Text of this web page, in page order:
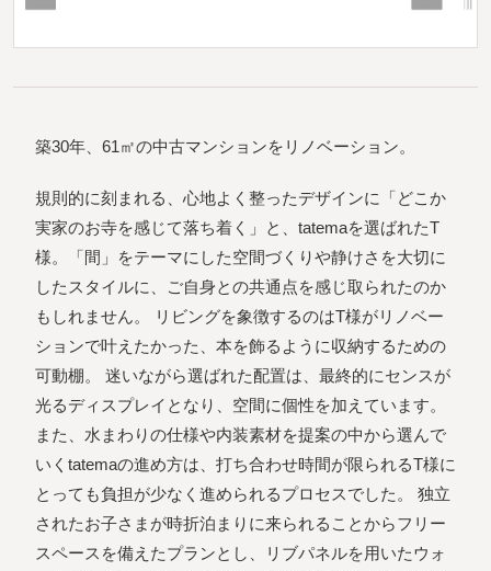
築30年、61㎡の中古マンションをリノベーション。
規則的に刻まれる、心地よく整ったデザインに「どこか
実家のお寺を感じて落ち着く」と、tatemaを選ばれたT
様。「間」をテーマにした空間づくりや静けさを大切に
したスタイルに、ご自身との共通点を感じ取られたのか
もしれません。 リビングを象徴するのはT様がリノベー
ションで叶えたかった、本を飾るように収納するための
可動棚。 迷いながら選ばれた配置は、最終的にセンスが
光るディスプレイとなり、空間に個性を加えています。
また、水まわりの仕様や内装素材を提案の中から選んで
いくtatemaの進め方は、打ち合わせ時間が限られるT様に
とっても負担が少なく進められるプロセスでした。 独立
されたお子さまが時折泊まりに来られることからフリー
スペースを備えたプランとし、リブパネルを用いたウォ